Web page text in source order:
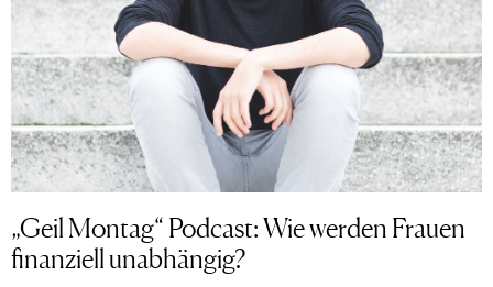
„Geil Montag“ Podcast: Wie werden Frauen
finanziell unabhängig?